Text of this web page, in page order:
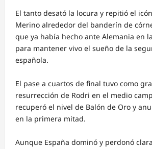
El tanto desató la locura y repitió el
Merino alrededor del banderín de
que ya había hecho ante Alemania en
para mantener vivo el sueño de la
española.
El pase a cuartos de final tuvo como
resurrección de Rodri en el medio
recuperó el nivel de Balón de Oro y
en la primera mitad.
Aunque España dominó y perdonó